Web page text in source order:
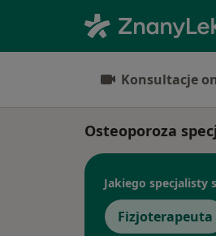
Konsultacje
Osteoporoza
Jakiego specjalisty
Fizjoterapeuta